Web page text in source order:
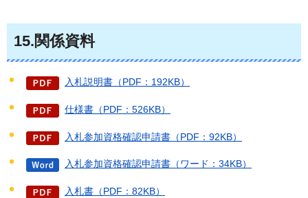
15.関係資料
入札説明書（PDF：192KB）
仕様書（PDF：526KB）
入札参加資格確認申請書（PDF：92KB）
入札参加資格確認申請書（ワード：34KB）
入札書（PDF：82KB）